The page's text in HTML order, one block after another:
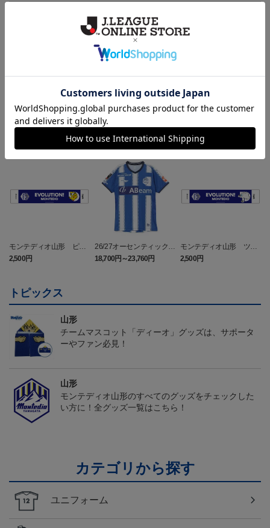
ヘルプページ
ランキング
モンテディオ山形 ピカ
チュウ タオルマフラー
2,500円
26/27オーセンティックユ
ニフォーム半袖（FP1st）
18,700円～23,760円
モンテディオ山形 ツン
ベアー タオルマフラー
2,500円
トピックス
山形
チームマスコット「ディーオ」グッズは、サポータ
ーやファン必見！
山形
モンテディオ山形のすべてのグッズをチェックした
い方に！全グッズ一覧はこちら！
カテゴリから探す
ユニフォーム